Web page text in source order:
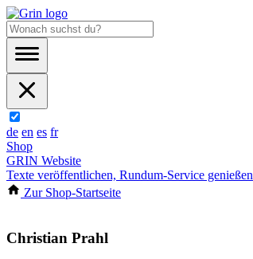
de en es fr
Shop
GRIN Website
Texte veröffentlichen, Rundum-Service genießen
Zur Shop-Startseite
Christian Prahl